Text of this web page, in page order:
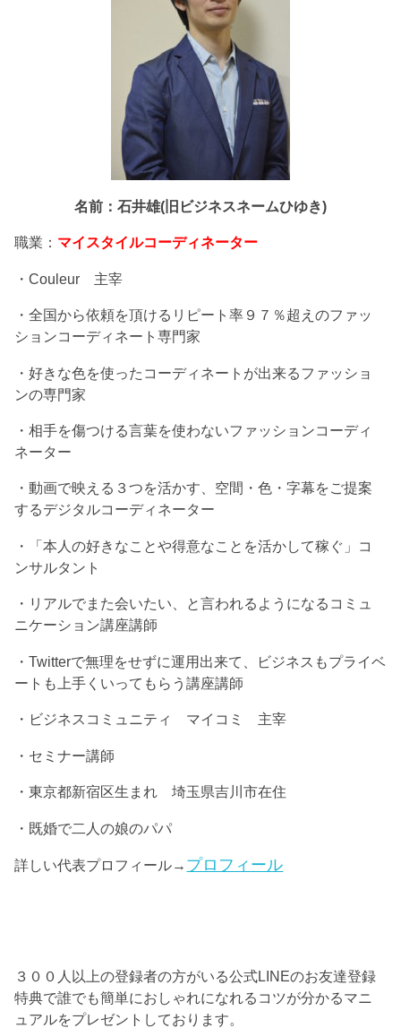
名前：石井雄(旧ビジネスネームひゆき)
職業： マイスタイルコーディネーター
・Couleur 主宰
・全国から依頼を頂けるリピート率９７％超えのファッ
ションコーディネート専門家
・好きな色を使ったコーディネートが出来るファッショ
ンの専門家
・相手を傷つける言葉を使わないファッションコーディ
ネーター
・動画で映える３つを活かす、空間・色・字幕をご提案
するデジタルコーディネーター
・「本人の好きなことや得意なことを活かして稼ぐ」コ
ンサルタント
・リアルでまた会いたい、と言われるようになるコミュ
ニケーション講座講師
・Twitterで無理をせずに運用出来て、ビジネスもプライベ
ートも上手くいってもらう講座講師
・ビジネスコミュニティ マイコミ 主宰
・セミナー講師
・東京都新宿区生まれ 埼玉県吉川市在住
・既婚で二人の娘のパパ
詳しい代表プロフィール→ プロフィール
３００人以上の登録者の方がいる公式LINEのお友達登録
特典で誰でも簡単におしゃれになれるコツが分かるマニ
ュアルをプレゼントしております。